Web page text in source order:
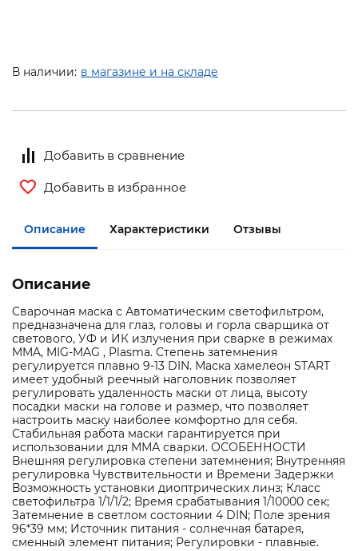
В наличии: в магазине и на складе
Добавить в сравнение
Добавить в избранное
Описание Характеристики Отзывы
Описание
Cварочная маска с Автоматическим светофильтром,
предназначена для глаз, головы и горла сварщика от
светового, УФ и ИК излучения при сварке в режимах
MMA, MIG-MAG , Plasma. Степень затемнения
регулируется плавно 9-13 DIN. Маска хамелеон START
имеет удобный реечный наголовник позволяет
регулировать удаленность маски от лица, высоту
посадки маски на голове и размер, что позволяет
настроить маску наиболее комфортно для себя.
Стабильная работа маски гарантируется при
использовании для ММА сварки. ОСОБЕННОСТИ
Внешняя регулировка степени затемнения; Внутренняя
регулировка Чувствительности и Времени Задержки
Возможность установки диоптрических линз; Класс
светофильтра 1/1/1/2; Время срабатывания 1/10000 сек;
Затемнение в светлом состоянии 4 DIN; Поле зрения
96*39 мм; Источник питания - солнечная батарея,
сменный элемент питания; Регулировки - плавные.